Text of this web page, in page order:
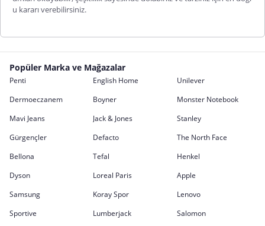
u kararı verebilirsiniz.
Popüler Marka ve Mağazalar
Penti English Home
Unilever
Dermoeczanem
Boyner
Monster Notebook
Mavi Jeans
Jack & Jones
Stanley
Gürgençler
Defacto
The North Face
Bellona
Tefal
Henkel
Dyson
Loreal Paris
Apple
Samsung
Koray Spor
Lenovo
Sportive
Lumberjack
Salomon